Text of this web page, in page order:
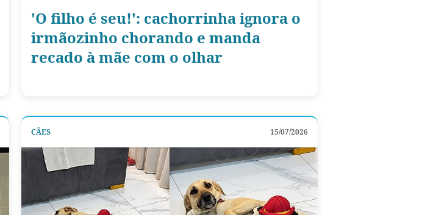
'O filho é seu!': cachorrinha ignora o
irmãozinho chorando e manda
recado à mãe com o olhar
CÃES 15/07/2026